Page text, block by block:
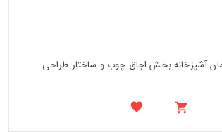
آشپزخانه بخش اجاق چوب و ساختار طراحی